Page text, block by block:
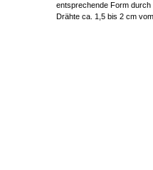
entsprechende Form
Drähte ca. 1,5 bis 2 cm